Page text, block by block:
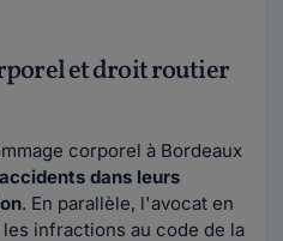
et droit routier
corporel à Bordeaux
dans leurs
. En parallèle, l'avocat en
infractions au code de la